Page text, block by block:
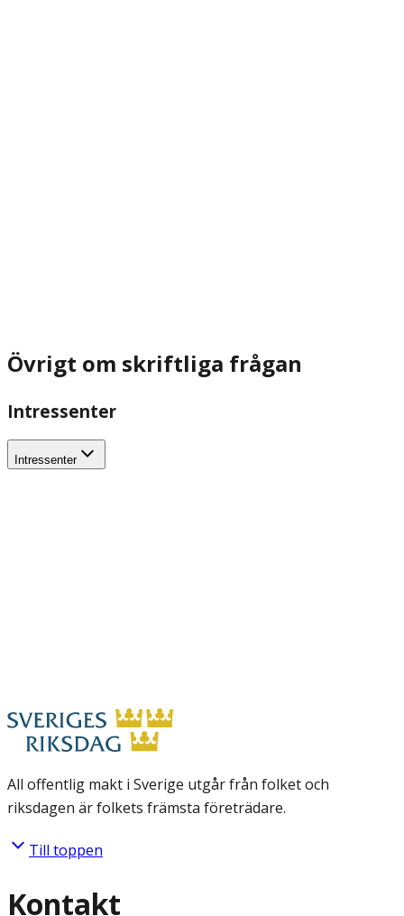
Övrigt om skriftliga frågan
Intressenter
Intressenter
All offentlig makt i Sverige utgår från folket och
riksdagen är folkets främsta företrädare.
Till toppen
Kontakt